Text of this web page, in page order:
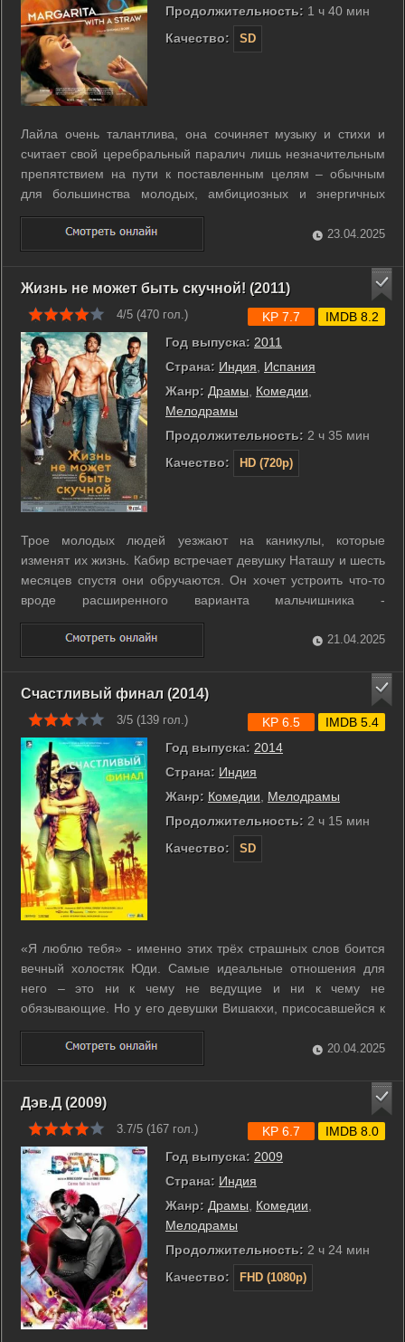
Продолжительность: 1 ч 40 мин
Качество:
SD
Лайла очень талантлива, она сочиняет музыку и стихи и
считает свой церебральный паралич лишь незначительным
препятствием на пути к поставленным целям – обычным
для большинства молодых, амбициозных и энергичных
женщин. Когда музыкант из Университета Дели разбивает ей
сердце, Лайла покидает свою любящую семью и поступает
в Университет Нью-Йорка на ...
23.04.2025
Жизнь не может быть скучной! (2011)
4/5 (470 гол.)
Год выпуска: 2011
Страна: Индия
Испания
Жанр: Драмы Комедии
Мелодрамы
Продолжительность: 2 ч 35 мин
Качество:
HD (720p)
KP 7.7 IMDB 8.2
Трое молодых людей уезжают на каникулы, которые
изменят их жизнь. Кабир встречает девушку Наташу и шесть
месяцев спустя они обручаются. Он хочет устроить что-то
вроде расширенного варианта мальчишника -
трёхнедельную поездку с Имраном и Арджуном – двумя его
лучшими друзьями еще со школы. ...
21.04.2025
Счастливый финал (2014)
3/5 (139 гол.)
Год выпуска: 2014
Страна: Индия
Жанр: Комедии, Мелодрамы
Продолжительность: 2 ч 15 мин
Качество:
SD
KP 6.5 IMDB 5.4
«Я люблю тебя» - именно этих трёх страшных слов боится
вечный холостяк Юди. Самые идеальные отношения для
него – это ни к чему не ведущие и ни к чему не
обязывающие. Но у его девушки Вишакхи, присосавшейся к
нему, как пиявка и по пятам преследующей его, совсем
иное мнение об этом. Её Юдик-Чудик, должен 24 часа в
сутки находится только рядом с ней. ...
20.04.2025
Дэв.Д (2009)
3.7/5 (167 гол.)
Год выпуска: 2009
Страна: Индия
Жанр: Драмы Комедии
Мелодрамы
Продолжительность: 2 ч 24 мин
Качество:
FHD (1080p)
KP 6.7 IMDB 8.0